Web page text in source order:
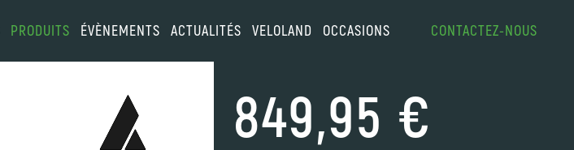
PRODUITS ÉVÈNEMENTS ACTUALITÉS VELOLAND OCCASIONS CONTACTEZ-NOUS
849,95 €